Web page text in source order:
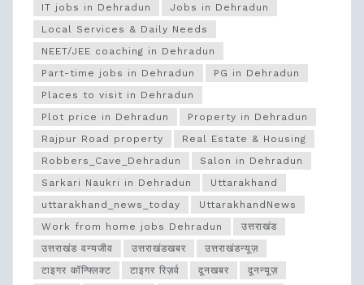
IT jobs in Dehradun
Jobs in Dehradun
Local Services & Daily Needs
NEET/JEE coaching in Dehradun
Part-time jobs in Dehradun
PG in Dehradun
Places to visit in Dehradun
Plot price in Dehradun
Property in Dehradun
Rajpur Road property
Real Estate & Housing
Robbers_Cave_Dehradun
Salon in Dehradun
Sarkari Naukri in Dehradun
Uttarakhand
uttarakhand_news_today
UttarakhandNews
Work from home jobs Dehradun
उत्तराखंड
उत्तराखंड वन्यजीव
उत्तराखंडखबर
उत्तराखंडन्यूज़
टाइगर कॉन्फ्लिक्ट
टाइगर रिज़र्व दूनखबर
दूनन्यूज़